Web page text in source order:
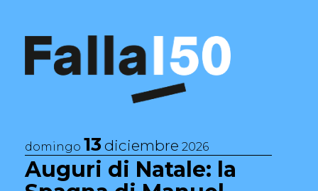
Navegación principal
domingo 13 diciembre 2026
Auguri di Natale: la